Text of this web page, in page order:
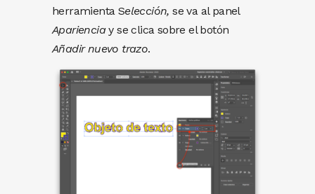
herramienta Selección, se va al panel
Aparienciay se clica sobre el botón
Añadir nuevo trazo.